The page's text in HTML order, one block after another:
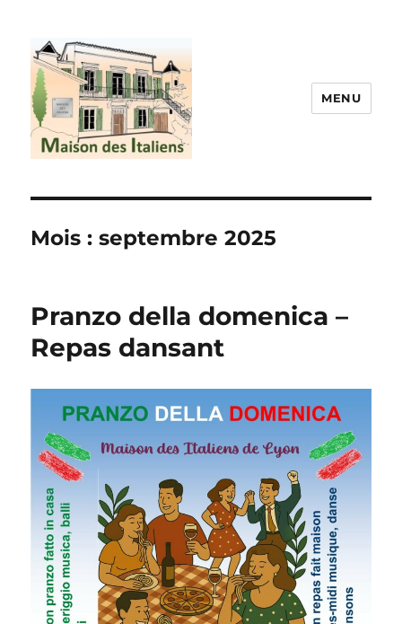
MENU
Mois :septembre 2025
Pranzo della domenica –
Repas dansant